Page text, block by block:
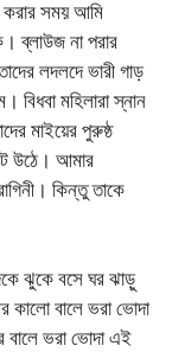
করার সময় আমি
ব্লাউজ না পরার
লদলদে ভারী গাড়
মহিলারা স্নান
মাইয়ের পুরুষ্ঠ
উঠে। আমার
কিন্তু তাকে
ঝুকে বসে ঘর ঝাড়ু
কালো বালে ভরা ভোদা
বালে ভরা ভোদা এই